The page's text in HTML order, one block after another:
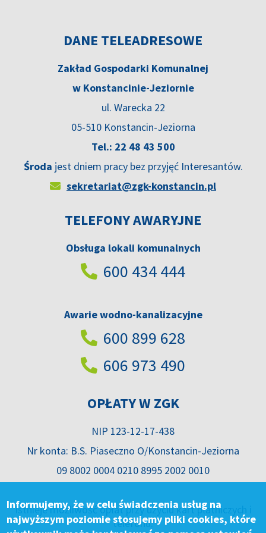
Informujemy, że w celu świadczenia usług na
najwyższym poziomie stosujemy pliki cookies, które
DANE TELEADRESOWE
Zakład Gospodarki Komunalnej
w Konstancinie-Jeziornie
ul. Warecka 22
05-510 Konstancin-Jeziorna
Tel.: 22 48 43 500
Środa jest dniem pracy bez przyjęć Interesantów.
sekretariat@zgk-konstancin.pl
TELEFONY AWARYJNE
Obsługa lokali komunalnych
600 434 444
Awarie wodno-kanalizacyjne
600 899 628
606 973 490
OPŁATY W ZGK
NIP 123-12-17-438
Nr konta: B.S. Piaseczno O/Konstancin-Jeziorna
09 8002 0004 0210 8995 2002 0010
Istnieje możliwość opłat przy użyciu kart płatniczych i
telefonu.